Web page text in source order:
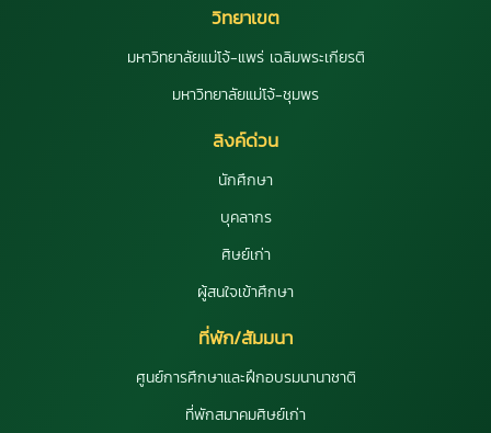
วิทยาเขต
มหาวิทยาลัยแม่โจ้-แพร่ เฉลิมพระเกียรติ
มหาวิทยาลัยแม่โจ้-ชุมพร
ลิงค์ด่วน
นักศึกษา
บุคลากร
ศิษย์เก่า
ผู้สนใจเข้าศึกษา
ที่พัก/สัมมนา
ศูนย์การศึกษาและฝึกอบรมนานาชาติ
ที่พักสมาคมศิษย์เก่า